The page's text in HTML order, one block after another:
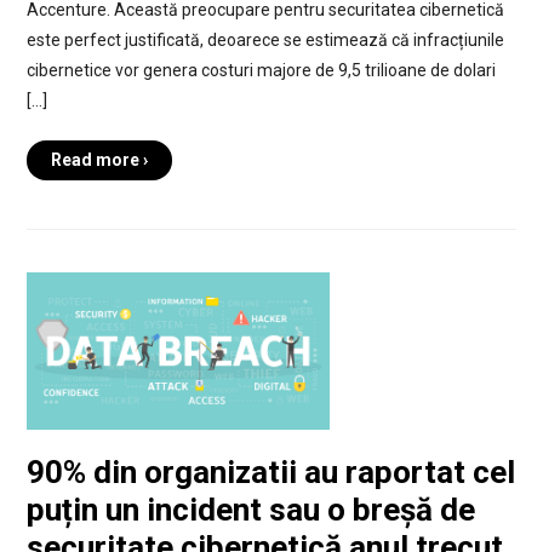
Accenture. Această preocupare pentru securitatea cibernetică
este perfect justificată, deoarece se estimează că infracțiunile
cibernetice vor genera costuri majore de 9,5 trilioane de dolari
[…]
Read more ›
90% din organizatii au raportat cel
puțin un incident sau o breșă de